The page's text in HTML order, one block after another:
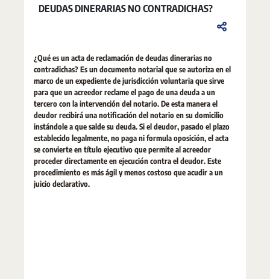
DEUDAS DINERARIAS NO CONTRADICHAS?
¿Qué es un acta de reclamación de deudas dinerarias no
contradichas? Es un documento notarial que se autoriza en el
marco de un expediente de jurisdicción voluntaria que sirve
para que un acreedor reclame el pago de una deuda a un
tercero con la intervención del notario. De esta manera el
deudor recibirá una notificación del notario en su domicilio
instándole a que salde su deuda. Si el deudor, pasado el plazo
establecido legalmente, no paga ni formula oposición, el acta
se convierte en título ejecutivo que permite al acreedor
proceder directamente en ejecución contra el deudor. Este
procedimiento es más ágil y menos costoso que acudir a un
juicio declarativo.